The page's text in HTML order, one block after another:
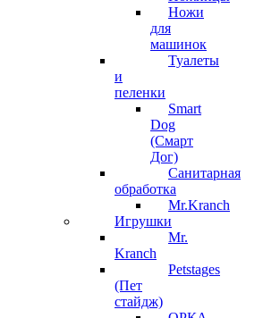
Ножи
для
машинок
Туалеты
и
пеленки
Smart
Dog
(Смарт
Дог)
Санитарная
обработка
Mr.Kranch
Игрушки
Mr.
Kranch
Petstages
(Пет
стайдж)